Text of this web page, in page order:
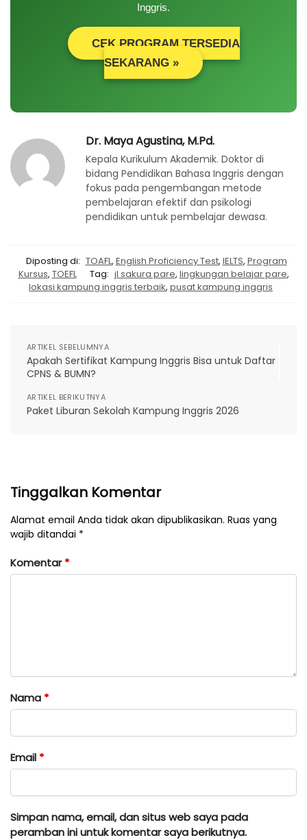
Inggris.
CEK PROGRAM TERSEDIA
SEKARANG »
Dr. Maya Agustina, M.Pd.
Kepala Kurikulum Akademik. Doktor di
bidang Pendidikan Bahasa Inggris dengan
fokus pada pengembangan metode
pembelajaran efektif dan psikologi
pendidikan untuk pembelajar dewasa.
Diposting di: TOAFL, English Proficiency Test, IELTS, Program
Kursus, TOEFL Tag: jl sakura pare, lingkungan belajar pare,
lokasi kampung inggris terbaik, pusat kampung inggris
ARTIKEL SEBELUMNYA
Apakah Sertifikat Kampung Inggris Bisa untuk Daftar
CPNS & BUMN?
ARTIKEL BERIKUTNYA
Paket Liburan Sekolah Kampung Inggris 2026
Tinggalkan Komentar
Alamat email Anda tidak akan dipublikasikan. Ruas yang
wajib ditandai *
Komentar*
Nama *
Email *
Simpan nama, email, dan situs web saya pada
peramban ini untuk komentar saya berikutnya.